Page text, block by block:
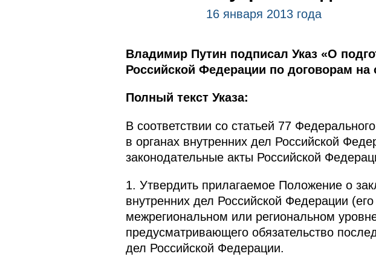
16 января 2013 года
Владимир Путин подписал Указ «О
Российской Федерации по договорам на
Полный текст Указа:
В соответствии со статьей 77
в органах внутренних дел Российской
законодательные акты Российской
1. Утвердить прилагаемое Положение о
внутренних дел Российской Федерации
межрегиональном или региональном
предусматривающего обязательство
дел Российской Федерации.